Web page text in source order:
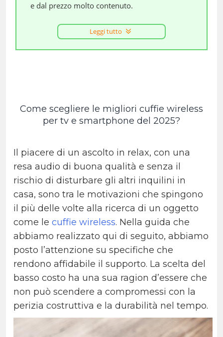
e dal prezzo molto contenuto.
Leggi tutto
Come scegliere le migliori cuffie wireless
per tv e smartphone del 2025?
Il piacere di un ascolto in relax, con una
resa audio di buona qualità e senza il
rischio di disturbare gli altri inquilini in
casa, sono tra le motivazioni che spingono
il più delle volte alla ricerca di un oggetto
come le cuffie wireless. Nella guida che
abbiamo realizzato qui di seguito, abbiamo
posto l’attenzione su specifiche che
rendono affidabile il supporto. La scelta del
basso costo ha una sua ragion d’essere che
non può scendere a compromessi con la
perizia costruttiva e la durabilità nel tempo.